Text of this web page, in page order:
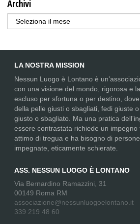
Archivi
Archivi
LA NOSTRA MISSION
Nessun Luogo è Lontano è
con una visione del mondo, rigorosa e
escluso per sfortuna o per destino,
della pelle giusti o sbagliati, fedi giuste
giusto o sbagliato. Ma una pratica
essere contrastata richiede un impegno
attimo di tregua e ha bisogno di persone
impegnate, eticamente schierate.
ASS. NESSUN LUOGO È LONTANO
Via Bernardino Ramazzini, 31
00149 Roma RM
associazione@nessunluogoelontano.it
339 219 48 60